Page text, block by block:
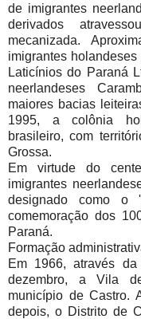
de imigrantes
derivados
mecanizada.
imigrantes
Laticínios do Paraná
neerlandeses
maiores bacias
1995, a colônia
brasileiro, com
Grossa.
Em virtude do
imigrantes
designado como o
comemoração dos
Paraná.
Formação
Em 1966, através
dezembro, a Vila
município de Castro.
depois, o Distrito de